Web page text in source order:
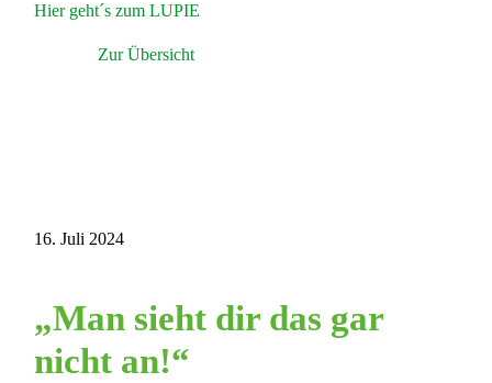
Hier geht´s zum LUPIE
Zur Übersicht
16. Juli 2024
„Man sieht dir das gar
nicht an!“